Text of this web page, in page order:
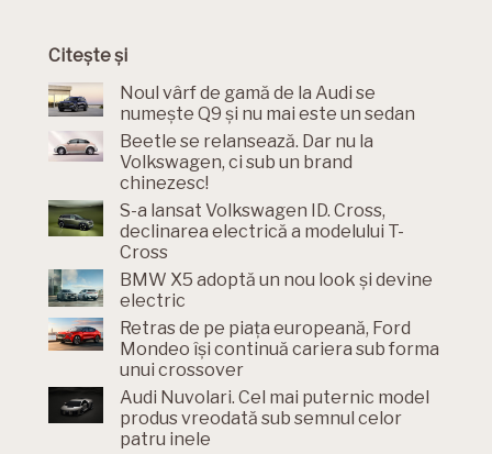
Citește și
Noul vârf de gamă de la Audi se
numește Q9 și nu mai este un sedan
Beetle se relansează. Dar nu la
Volkswagen, ci sub un brand
chinezesc!
S-a lansat Volkswagen ID. Cross,
declinarea electrică a modelului T-
Cross
BMW X5 adoptă un nou look și devine
electric
Retras de pe piața europeană, Ford
Mondeo își continuă cariera sub forma
unui crossover
Audi Nuvolari. Cel mai puternic model
produs vreodată sub semnul celor
patru inele